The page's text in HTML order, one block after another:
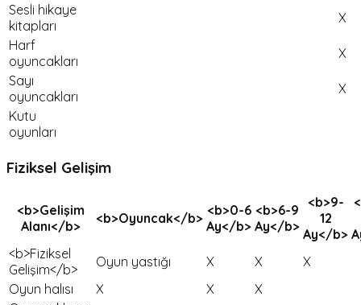
Sesli hikaye
kitapları
X
Harf
oyuncakları
X
Sayı
oyuncakları
X
Kutu
oyunları
Fiziksel Gelişim
<b>Gelişim
Alanı</b>
<b>Oyuncak</b> <b>0-6
Ay</b>
<b>6-9
Ay</b>
<b>9-
12
Ay</b>
<b>Fiziksel
Gelişim</b>
Oyun yastığı X X
X
Oyun halısı
X X
X